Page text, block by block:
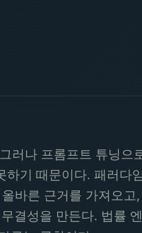
러나 프롬프트 튜닝으
기 때문이다. 패러다
바른 근거를 가져오고
결성을 만든다. 법률